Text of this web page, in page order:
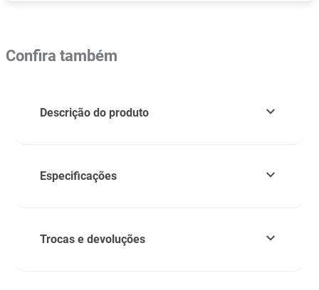
Confira também
Descrição do produto
Especificações
Trocas e devoluções